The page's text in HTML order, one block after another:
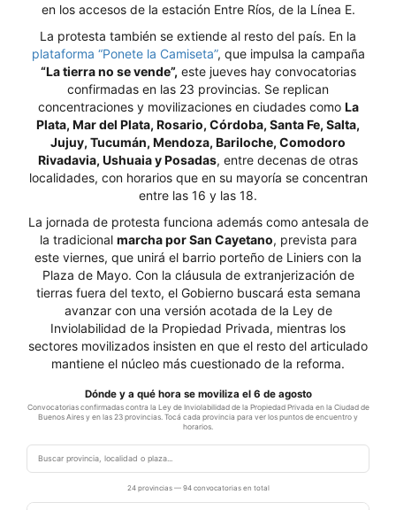
en los accesos de la estación Entre Ríos, de la Línea E.
La protesta también se extiende al resto del país. En la
plataforma “Ponete la Camiseta”, que impulsa la campaña
“La tierra no se vende”, este jueves hay convocatorias
confirmadas en las 23 provincias. Se replican
concentraciones y movilizaciones en ciudades como La
Plata, Mar del Plata, Rosario, Córdoba, Santa Fe, Salta,
Jujuy, Tucumán, Mendoza, Bariloche, Comodoro
Rivadavia, Ushuaia y Posadas, entre decenas de otras
localidades, con horarios que en su mayoría se concentran
entre las 16 y las 18.
La jornada de protesta funciona además como antesala de
la tradicional marcha por San Cayetano, prevista para
este viernes, que unirá el barrio porteño de Liniers con la
Plaza de Mayo. Con la cláusula de extranjerización de
tierras fuera del texto, el Gobierno buscará esta semana
avanzar con una versión acotada de la Ley de
Inviolabilidad de la Propiedad Privada, mientras los
sectores movilizados insisten en que el resto del articulado
mantiene el núcleo más cuestionado de la reforma.
Dónde y a qué hora se moviliza el 6 de agosto
Convocatorias confirmadas contra la Ley de Inviolabilidad de la Propiedad Privada en la Ciudad de
Buenos Aires y en las 23 provincias. Tocá cada provincia para ver los puntos de encuentro y
horarios.
24 provincias — 94 convocatorias en total